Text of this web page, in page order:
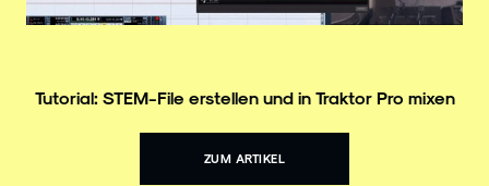
Tutorial: STEM-File erstellen und in Traktor Pro mixen
ZUM ARTIKEL